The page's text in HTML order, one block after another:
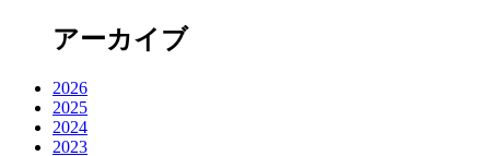
アーカイブ
2026
2025
2024
2023